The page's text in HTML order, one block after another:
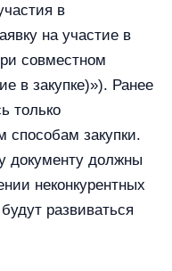
в
на участие в
совместном
в закупке)»). Ранее
только
способам закупки.
документу должны
неконкурентных
развиваться